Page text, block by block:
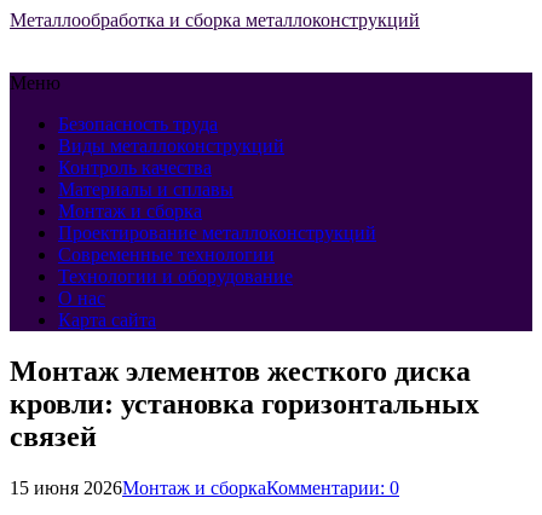
Металлообработка и сборка металлоконструкций
Меню
Безопасность труда
Виды металлоконструкций
Контроль качества
Материалы и сплавы
Монтаж и сборка
Проектирование металлоконструкций
Современные технологии
Технологии и оборудование
О нас
Карта сайта
Монтаж элементов жесткого диска
кровли: установка горизонтальных
связей
15 июня 2026Монтаж и сборкаКомментарии: 0